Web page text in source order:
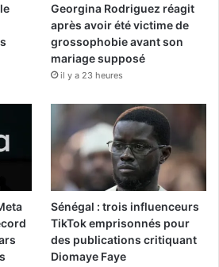
Georgina Rodriguez réagit
après avoir été victime de
grossophobie avant son
mariage supposé
il y a 23 heures
Sénégal : trois influenceurs
TikTok emprisonnés pour
des publications critiquant
Diomaye Faye